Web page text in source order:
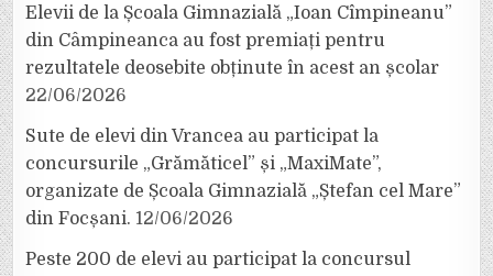
Elevii de la Școala Gimnazială „Ioan Cîmpineanu”
din Câmpineanca au fost premiați pentru
rezultatele deosebite obținute în acest an școlar
22/06/2026
Sute de elevi din Vrancea au participat la
concursurile „Grămăticel” și „MaxiMate”,
organizate de Școala Gimnazială „Ștefan cel Mare”
din Focșani. 12/06/2026
Peste 200 de elevi au participat la concursul